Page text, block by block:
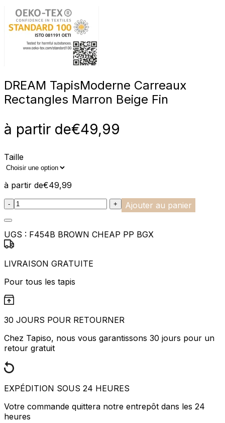
DREAM TapisModerne Carreaux
Rectangles Marron Beige Fin
à partir de€49,99
Taille
à partir de€49,99
:product_name quantity
- + Ajouter au panier
UGS : F454B BROWN CHEAP PP BGX
LIVRAISON GRATUITE
Pour tous les tapis
30 JOURS POUR RETOURNER
Chez Tapiso, nous vous garantissons 30 jours pour un
retour gratuit
EXPÉDITION SOUS 24 HEURES
Votre commande quittera notre entrepôt dans les 24
heures